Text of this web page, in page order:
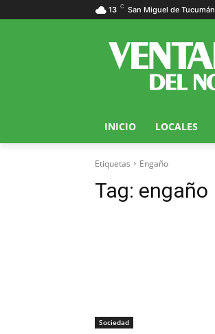
13 C San Miguel de Tucumán
INICIO LOCALES
Etiquetas Engaño
Tag: engaño
Sociedad